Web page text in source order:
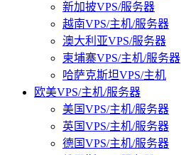
新加披VPS/服务器
越南VPS/主机/服务器
澳大利亚VPS/服务器
柬埔寨VPS/主机/服务器
哈萨克斯坦VPS/主机
欧美VPS/主机/服务器
美国VPS/主机/服务器
英国VPS/主机/服务器
德国VPS/主机/服务器